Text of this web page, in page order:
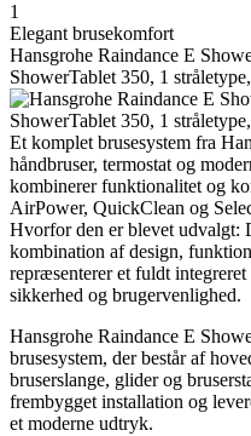
1
Elegant brusekomfort
Hansgrohe Raindance E
ShowerTablet 350, 1
Et komplet brusesystem fra
håndbruser, termostat og
kombinerer funktionalitet og
AirPower, QuickClean og
Hvorfor den er blevet udvalgt:
kombination af design,
repræsenterer et fuldt
sikkerhed og brugervenlighed.
Hansgrohe Raindance E
brusesystem, der består af
bruserslange, glider og
frembygget installation og
et moderne udtryk.